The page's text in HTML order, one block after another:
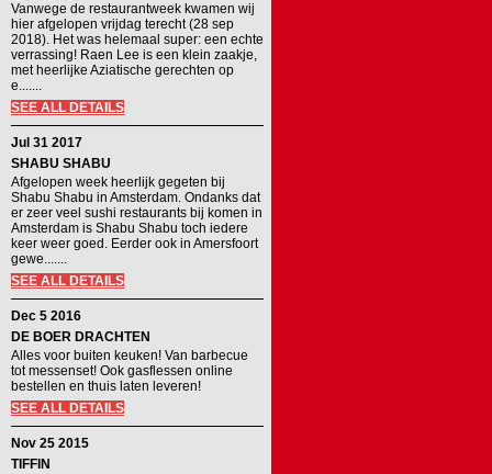
Vanwege de restaurantweek kwamen wij
hier afgelopen vrijdag terecht (28 sep
2018). Het was helemaal super: een echte
verrassing! Raen Lee is een klein zaakje,
met heerlijke Aziatische gerechten op
e.......
SEE ALL DETAILS
Jul 31 2017
SHABU SHABU
Afgelopen week heerlijk gegeten bij
Shabu Shabu in Amsterdam. Ondanks dat
er zeer veel sushi restaurants bij komen in
Amsterdam is Shabu Shabu toch iedere
keer weer goed. Eerder ook in Amersfoort
gewe.......
SEE ALL DETAILS
Dec 5 2016
DE BOER DRACHTEN
Alles voor buiten keuken! Van barbecue
tot messenset! Ook gasflessen online
bestellen en thuis laten leveren!
SEE ALL DETAILS
Nov 25 2015
TIFFIN